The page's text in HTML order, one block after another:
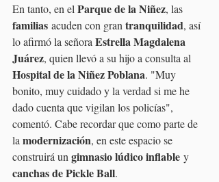
En tanto, en el Parque de la Niñez, las
familias acuden con gran tranquilidad, así
lo afirmó la señora Estrella Magdalena
Juárez, quien llevó a su hijo a consulta al
Hospital de la Niñez Poblana. "Muy
bonito, muy cuidado y la verdad si me he
dado cuenta que vigilan los policías",
comentó. Cabe recordar que como parte de
la modernización, en este espacio se
construirá un gimnasio lúdico inflable y
canchas de Pickle Ball.